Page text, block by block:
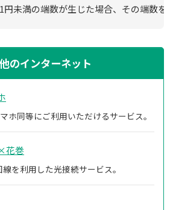
円未満の端数が生じた場合、その端数
のインターネット
ホ同等にご利用いただけるサービス。
花巻
を利用した光接続サービス。